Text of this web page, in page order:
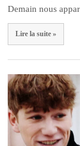
Demain nous
Lire la suite »